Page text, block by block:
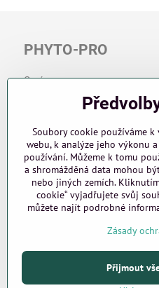
PHYTO-PRO
O nás
PRO PROFESIONÁLY
Kontakt
Obchodní podmínky
Objednávky
Soubory cookie používáme
webu, k analýze jeho výkonu
používání. Můžeme k tomu
a shromážděná data mohou
nebo jiných zemích.
cookie“ vyjadřujete svůj
můžete najít podrobné
Zásady
Přijmout